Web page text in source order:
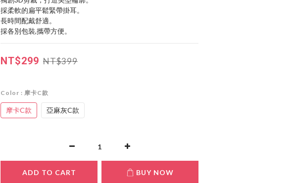
採柔軟的扁平鬆緊帶掛耳。
長時間配戴舒適。
採各別包裝,攜帶方便。
NT$299 NT$399
Color : 摩卡C款
摩卡C款 亞麻灰C款
ADD TO CART BUY NOW